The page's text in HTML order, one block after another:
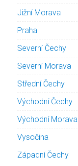
Jižní Morava
Praha
Severní Čechy
Severní Morava
Střední Čechy
Východní Čechy
Východní Morava
Vysočina
Západní Čechy